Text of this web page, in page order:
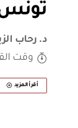
تونس
د. رحاب
وقت
أقرأ المزيد